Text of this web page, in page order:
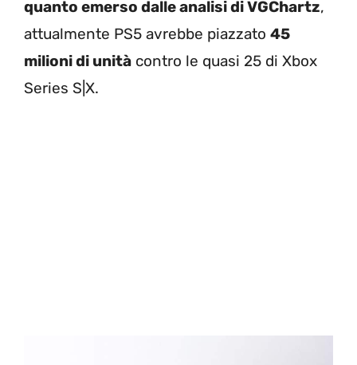
quanto emerso dalle analisi di VGChartz,
attualmente PS5 avrebbe piazzato 45
milioni di unità contro le quasi 25 di Xbox
Series S|X.